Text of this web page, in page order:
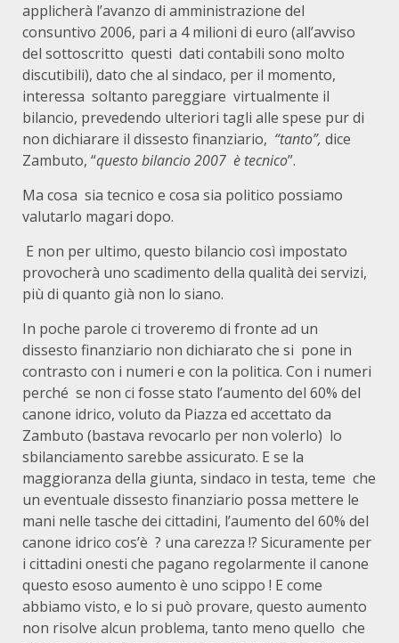
applicherà l’avanzo di amministrazione del
consuntivo 2006, pari a 4 milioni di euro (all’avviso
del sottoscritto questi dati contabili sono molto
discutibili), dato che al sindaco, per il momento,
interessa soltanto pareggiare virtualmente il
bilancio, prevedendo ulteriori tagli alle spese pur di
non dichiarare il dissesto finanziario, “tanto”, dice
Zambuto, “questo bilancio 2007 è tecnico”.
Ma cosa sia tecnico e cosa sia politico possiamo
valutarlo magari dopo.
E non per ultimo, questo bilancio così impostato
provocherà uno scadimento della qualità dei servizi,
più di quanto già non lo siano.
In poche parole ci troveremo di fronte ad un
dissesto finanziario non dichiarato che si pone in
contrasto con i numeri e con la politica. Con i numeri
perché se non ci fosse stato l’aumento del 60% del
canone idrico, voluto da Piazza ed accettato da
Zambuto (bastava revocarlo per non volerlo) lo
sbilanciamento sarebbe assicurato. E se la
maggioranza della giunta, sindaco in testa, teme che
un eventuale dissesto finanziario possa mettere le
mani nelle tasche dei cittadini, l’aumento del 60% del
canone idrico cos’è ? una carezza !? Sicuramente per
i cittadini onesti che pagano regolarmente il canone
questo esoso aumento è uno scippo ! E come
abbiamo visto, e lo si può provare, questo aumento
non risolve alcun problema, tanto meno quello che